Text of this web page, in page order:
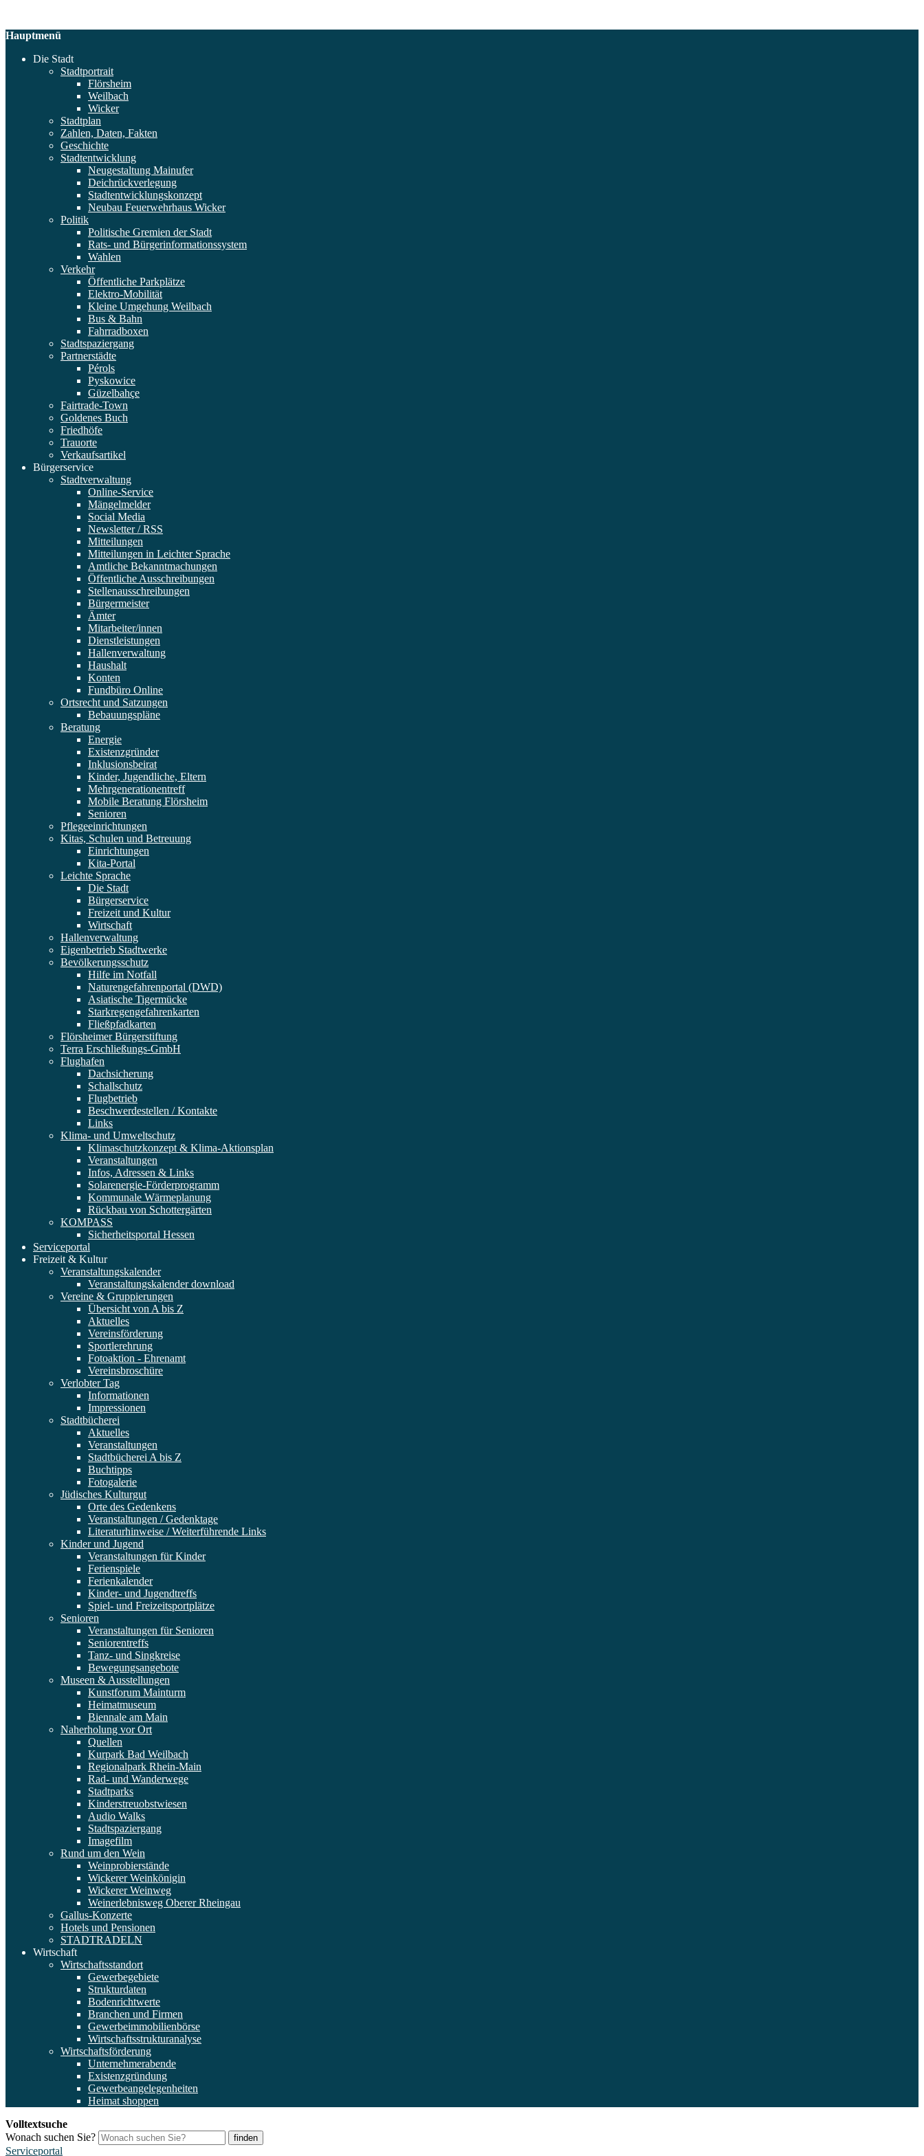
Hauptmenü
Die Stadt
Stadtportrait
Flörsheim
Weilbach
Wicker
Stadtplan
Zahlen, Daten, Fakten
Geschichte
Stadtentwicklung
Neugestaltung Mainufer
Deichrückverlegung
Stadtentwicklungskonzept
Neubau Feuerwehrhaus Wicker
Politik
Politische Gremien der Stadt
Rats- und Bürgerinformationssystem
Wahlen
Verkehr
Öffentliche Parkplätze
Elektro-Mobilität
Kleine Umgehung Weilbach
Bus & Bahn
Fahrradboxen
Stadtspaziergang
Partnerstädte
Pérols
Pyskowice
Güzelbahçe
Fairtrade-Town
Goldenes Buch
Friedhöfe
Trauorte
Verkaufsartikel
Bürgerservice
Stadtverwaltung
Online-Service
Mängelmelder
Social Media
Newsletter / RSS
Mitteilungen
Mitteilungen in Leichter Sprache
Amtliche Bekanntmachungen
Öffentliche Ausschreibungen
Stellenausschreibungen
Bürgermeister
Ämter
Mitarbeiter/innen
Dienstleistungen
Hallenverwaltung
Haushalt
Konten
Fundbüro Online
Ortsrecht und Satzungen
Bebauungspläne
Beratung
Energie
Existenzgründer
Inklusionsbeirat
Kinder, Jugendliche, Eltern
Mehrgenerationentreff
Mobile Beratung Flörsheim
Senioren
Pflegeeinrichtungen
Kitas, Schulen und Betreuung
Einrichtungen
Kita-Portal
Leichte Sprache
Die Stadt
Bürgerservice
Freizeit und Kultur
Wirtschaft
Hallenverwaltung
Eigenbetrieb Stadtwerke
Bevölkerungsschutz
Hilfe im Notfall
Naturengefahrenportal (DWD)
Asiatische Tigermücke
Starkregengefahrenkarten
Fließpfadkarten
Flörsheimer Bürgerstiftung
Terra Erschließungs-GmbH
Flughafen
Dachsicherung
Schallschutz
Flugbetrieb
Beschwerdestellen / Kontakte
Links
Klima- und Umweltschutz
Klimaschutzkonzept & Klima-Aktionsplan
Veranstaltungen
Infos, Adressen & Links
Solarenergie-Förderprogramm
Kommunale Wärmeplanung
Rückbau von Schottergärten
KOMPASS
Sicherheitsportal Hessen
Serviceportal
Freizeit & Kultur
Veranstaltungskalender
Veranstaltungskalender download
Vereine & Gruppierungen
Übersicht von A bis Z
Aktuelles
Vereinsförderung
Sportlerehrung
Fotoaktion - Ehrenamt
Vereinsbroschüre
Verlobter Tag
Informationen
Impressionen
Stadtbücherei
Aktuelles
Veranstaltungen
Stadtbücherei A bis Z
Buchtipps
Fotogalerie
Jüdisches Kulturgut
Orte des Gedenkens
Veranstaltungen / Gedenktage
Literaturhinweise / Weiterführende Links
Kinder und Jugend
Veranstaltungen für Kinder
Ferienspiele
Ferienkalender
Kinder- und Jugendtreffs
Spiel- und Freizeitsportplätze
Senioren
Veranstaltungen für Senioren
Seniorentreffs
Tanz- und Singkreise
Bewegungsangebote
Museen & Ausstellungen
Kunstforum Mainturm
Heimatmuseum
Biennale am Main
Naherholung vor Ort
Quellen
Kurpark Bad Weilbach
Regionalpark Rhein-Main
Rad- und Wanderwege
Stadtparks
Kinderstreuobstwiesen
Audio Walks
Stadtspaziergang
Imagefilm
Rund um den Wein
Weinprobierstände
Wickerer Weinkönigin
Wickerer Weinweg
Weinerlebnisweg Oberer Rheingau
Gallus-Konzerte
Hotels und Pensionen
STADTRADELN
Wirtschaft
Wirtschaftsstandort
Gewerbegebiete
Strukturdaten
Bodenrichtwerte
Branchen und Firmen
Gewerbeimmobilienbörse
Wirtschaftsstrukturanalyse
Wirtschaftsförderung
Unternehmerabende
Existenzgründung
Gewerbeangelegenheiten
Heimat shoppen
Volltextsuche
Wonach suchen Sie?
finden
Serviceportal